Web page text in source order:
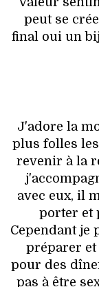
peut se
final oui un
J'adore la
plus folles
revenir à la
avec eux, il
porter et
Cependant je
préparer
pour des
pas à être